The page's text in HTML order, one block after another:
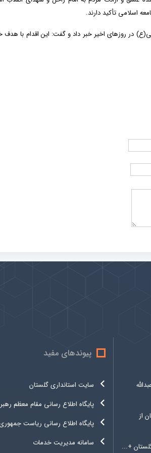
اسلامی تأکید دارند.
در روزهای اخیر خبر داد و گفت: این اقدام با
از
+...
پیوندهای مفید
سایت استانداری گلستان
پایگاه اطلاع رسانی مقام معظم
پایگاه اطلاع رسانی ریاست
سامانه مدیریت خدمات